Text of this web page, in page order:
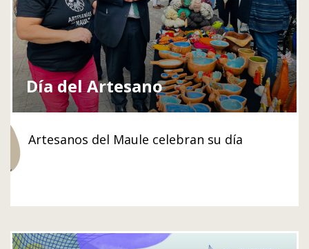
Día del Artesano
Artesanos del Maule celebran su día